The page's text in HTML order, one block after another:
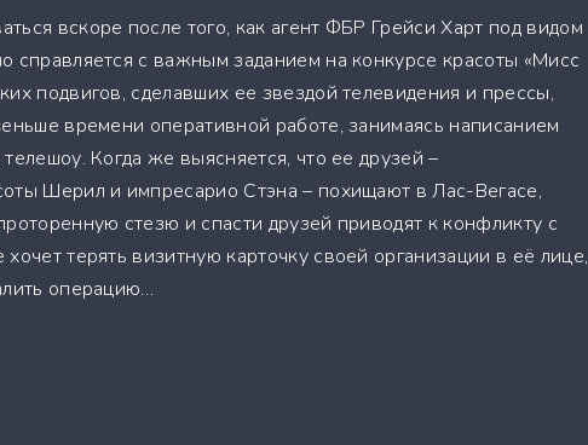
вскоре после того, как агент ФБР Грейси Харт под видом
справляется с важным заданием на конкурсе красоты «Мисс
подвигов, сделавших ее звездой телевидения и прессы,
времени оперативной работе, занимаясь написанием
Когда же выясняется, что ее друзей –
Шерил и импресарио Стэна – похищают в Лас-Вегасе,
стезю и спасти друзей приводят к конфликту с
терять визитную карточку своей организации в её лице,
операцию…